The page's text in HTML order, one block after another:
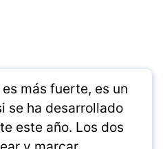
más fuerte, es un
se ha desarrollado
este año. Los dos